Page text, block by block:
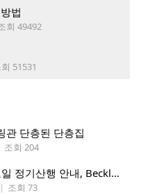
법
회 49492
51531
단층된 단층집
조회 204
*시애틀 산악회, 8/12/2026, 수요일 정기산행 안내, Beckler Peak*
| 조회 73